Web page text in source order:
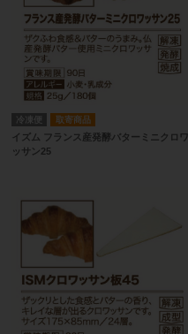
冷凍便 取寄商品
イズム フランス産発酵バターミニクロワ
ッサン25